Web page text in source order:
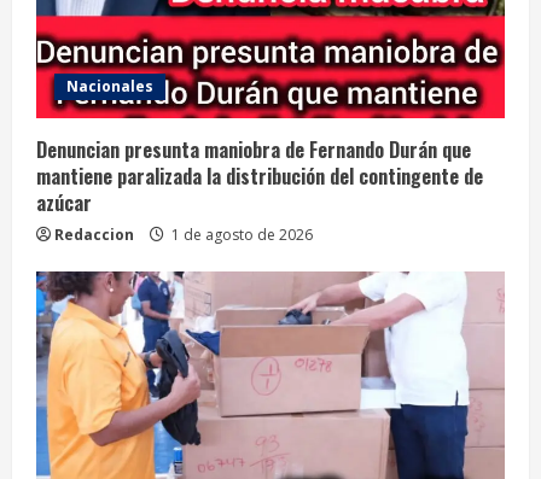
Nacionales
Denuncian presunta maniobra de Fernando Durán que
mantiene paralizada la distribución del contingente de
azúcar
Redaccion 1 de agosto de 2026